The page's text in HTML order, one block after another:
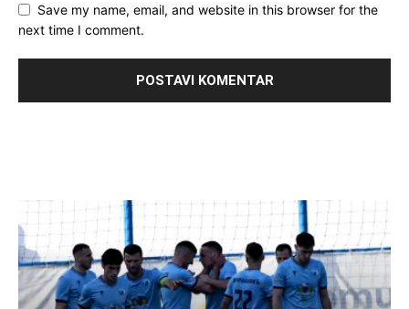
Save my name, email, and website in this browser for the
next time I comment.